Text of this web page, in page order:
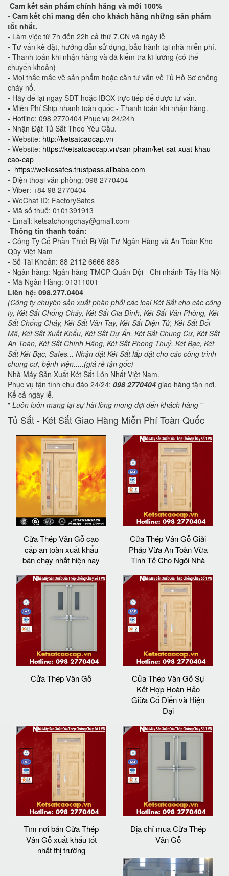
Cam kết sản phẩm chính hãng và mới 100%
- Cam kết chỉ mang đến cho khách hàng những sản phẩm
tốt nhất.
- Làm việc từ 7h đến 22h cả thứ 7,CN và ngày lễ
- Tư vấn kê đặt, hướng dẫn sử dụng, bảo hành tại nhà miễn phí.
- Thanh toán khi nhận hàng và đã kiểm tra kĩ lưỡng (có thể
chuyển khoản)
- Mọi thắc mắc về sản phẩm hoặc cần tư vấn về Tủ Hồ Sơ chống
cháy nổ.
- Hãy để lại ngay SĐT hoặc IBOX trực tiếp để được tư vấn.
- Miễn Phí Ship nhanh toàn quốc - Thanh toán khi nhận hàng.
- Hotline: 098 2770404 Phục vụ 24/24h
- Nhận Đặt Tủ Sắt Theo Yêu Cầu.
- Website: http://ketsatcaocap.vn
- Website: https://ketsatcaocap.vn/san-pham/ket-sat-xuat-khau-
cao-cap
- https://welkosafes.trustpass.alibaba.com
- Điện thoại văn phòng: 098 2770404
- Viber: +84 98 2770404
- WeChat ID: FactorySafes
- Mã số thuế: 0101391913
- Email: ketsatchongchay@gmail.com
Thông tin thanh toán:
- Công Ty Cổ Phần Thiết Bị Vật Tư Ngân Hàng và An Toàn Kho
Qũy Việt Nam
- Số Tài Khoản: 88 2112 6666 888
- Ngân hàng: Ngân hàng TMCP Quân Đội - Chi nhánh Tây Hà Nội
- Mã Ngân Hàng: 01311001
Liên hệ: 098.277.0404
(Công ty chuyên sản xuất phân phối các loại Két Sắt cho các công
ty, Két Sắt Chống Cháy, Két Sắt Gia Đình, Két Sắt Văn Phòng, Két
Sắt Chống Cháy, Két Sắt Vân Tay, Két Sắt Điện Tử, Két Sắt Đổi
Mã, Két Sắt Xuất Khẩu, Két Sắt Dự Án, Két Sắt Chung Cư, Két Sắt
An Toàn, Két Sắt Chính Hãng, Két Sắt Phong Thuỷ, Két Bạc, Két
Sắt Két Bạc, Safes... Nhận đặt Két Sắt lắp đặt cho các công trình
chung cư, bệnh viện.....(giá rẻ tận gốc)
Nhà Máy Sản Xuất Két Sắt Lớn Nhất Việt Nam.
Phục vụ tận tình chu đáo 24/24: 098 2770404 giao hàng tận nơi.
Kể cả ngày lễ.
" Luôn luôn mang lại sự hài lòng mong đợi đến khách hàng "
Tủ Sắt - Két Sắt Giao Hàng Miễn Phí Toàn Quốc
Cửa Thép Vân Gỗ cao
cấp an toàn xuất khẩu
bán chạy nhất hiện nay
Cửa Thép Vân Gỗ Giải
Pháp Vừa An Toàn Vừa
Tinh Tế Cho Ngôi Nhà
Cửa Thép Vân Gỗ
Cửa Thép Vân Gỗ Sự
Kết Hợp Hoàn Hảo
Giữa Cổ Điển và Hiện
Đại
Tìm nơi bán Cửa Thép
Vân Gỗ xuất khẩu tốt
nhất thị trường
Địa chỉ mua Cửa Thép
Vân Gỗ